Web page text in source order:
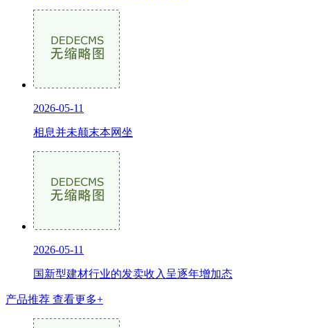
2026-05-11
相息并未颠末本网坐
2026-05-11
国新型建材行业的发卖收入呈逐年增加态
产品推荐 查看更多+